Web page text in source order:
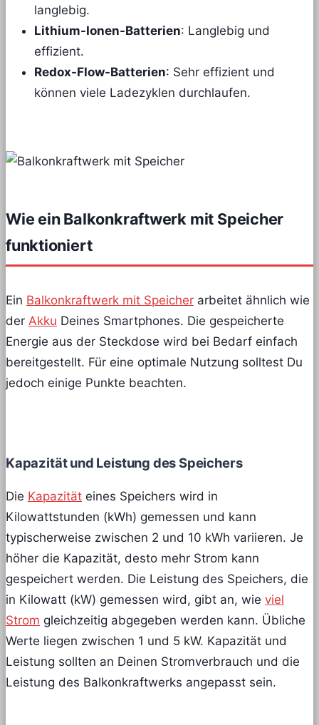
langlebig.
Lithium-Ionen-Batterien: Langlebig und
effizient.
Redox-Flow-Batterien: Sehr effizient und
können viele Ladezyklen durchlaufen.
Wie ein Balkonkraftwerk mit Speicher
funktioniert
Ein Balkonkraftwerk mit Speicher arbeitet ähnlich wie
der Akku Deines Smartphones. Die gespeicherte
Energie aus der Steckdose wird bei Bedarf einfach
bereitgestellt. Für eine optimale Nutzung solltest Du
jedoch einige Punkte beachten.
Kapazität und Leistung des Speichers
Die Kapazität eines Speichers wird in
Kilowattstunden (kWh) gemessen und kann
typischerweise zwischen 2 und 10 kWh variieren. Je
höher die Kapazität, desto mehr Strom kann
gespeichert werden. Die Leistung des Speichers, die
in Kilowatt (kW) gemessen wird, gibt an, wie viel
Strom gleichzeitig abgegeben werden kann. Übliche
Werte liegen zwischen 1 und 5 kW. Kapazität und
Leistung sollten an Deinen Stromverbrauch und die
Leistung des Balkonkraftwerks angepasst sein.